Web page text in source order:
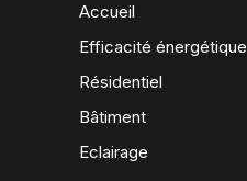
Accueil
Efficacité énergétique
Résidentiel
Bâtiment
Eclairage